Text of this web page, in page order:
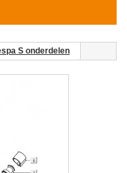
S onderdelen
LXV/S